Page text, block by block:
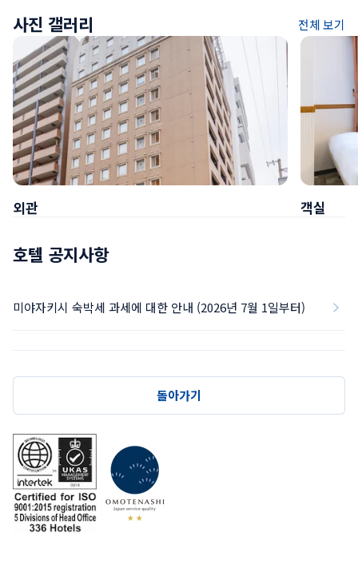
사진 갤러리 전체 보기
외관 객실
호텔 공지사항
미야자키시 숙박세 과세에 대한 안내 (2026년 7월 1일부터)
돌아가기